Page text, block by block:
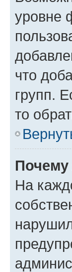
уровне
что
групп.
то
Почему
На